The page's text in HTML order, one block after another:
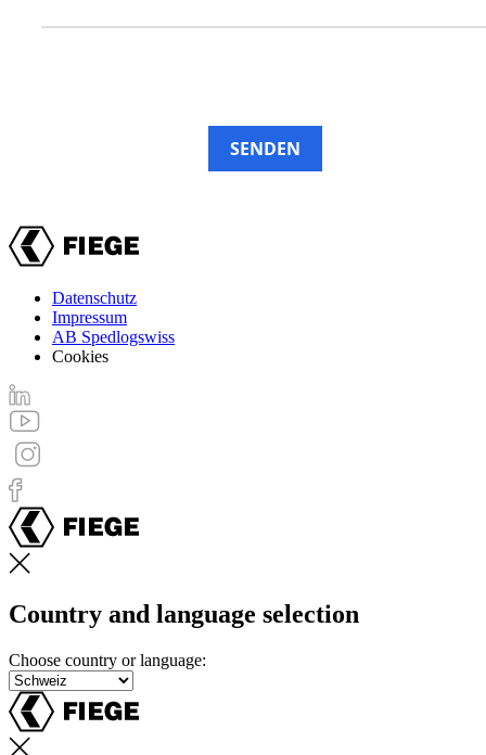
SENDEN
Footer
menu
Datenschutz
Impressum
AB Spedlogswiss
Cookies
Country and language selection
Choose country or language: